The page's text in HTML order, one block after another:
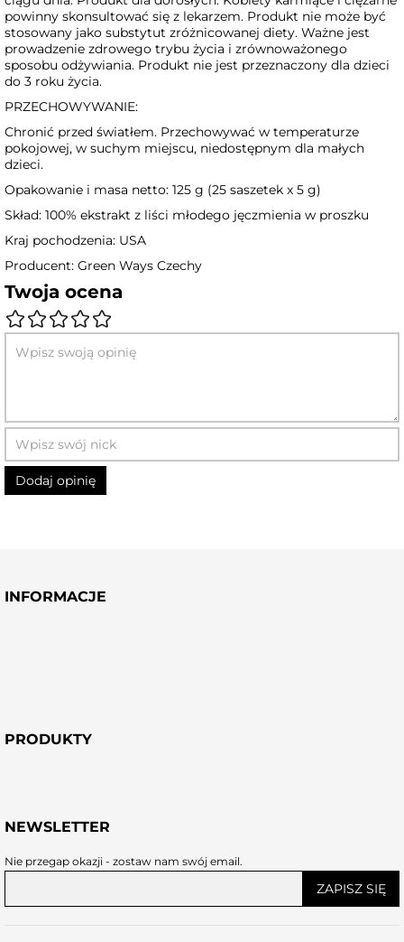
powinny skonsultować się z lekarzem. Produkt nie może być
stosowany jako substytut zróżnicowanej diety. Ważne jest
prowadzenie zdrowego trybu życia i zrównoważonego
sposobu odżywiania. Produkt nie jest przeznaczony dla dzieci
do 3 roku życia.
PRZECHOWYWANIE:
Chronić przed światłem. Przechowywać w temperaturze
pokojowej, w suchym miejscu, niedostępnym dla małych
dzieci.
Opakowanie i masa netto: 125 g (25 saszetek x 5 g)
Skład: 100% ekstrakt z liści młodego jęczmienia w proszku
Kraj pochodzenia: USA
Producent: Green Ways Czechy
Twoja ocena
INFORMACJE
PRODUKTY
NEWSLETTER
Nie przegap okazji - zostaw nam swój email.
ZAPISZ SIĘ